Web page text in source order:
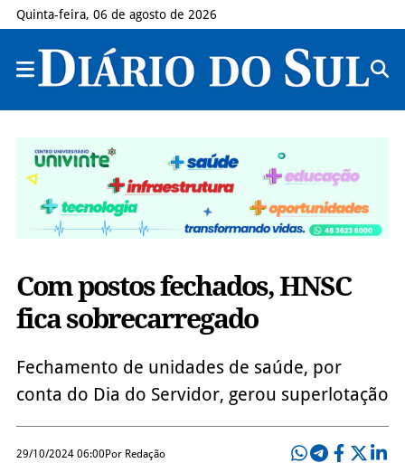
Quinta-feira, 06 de agosto de 2026
Com postos fechados, HNSC
fica sobrecarregado
Fechamento de unidades de saúde, por
conta do Dia do Servidor, gerou superlotação
29/10/2024 06:00Por Redação